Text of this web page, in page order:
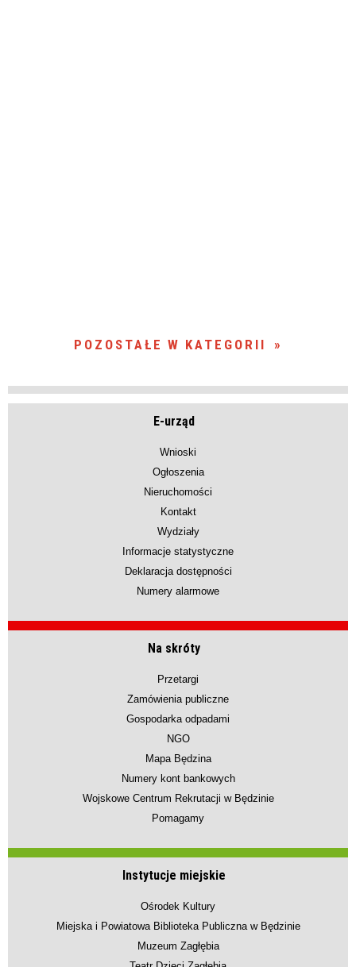
POZOSTAŁE W KATEGORII
E-urząd
Wnioski
Ogłoszenia
Nieruchomości
Kontakt
Wydziały
Informacje statystyczne
Deklaracja dostępności
Numery alarmowe
Na skróty
Przetargi
Zamówienia publiczne
Gospodarka odpadami
NGO
Mapa Będzina
Numery kont bankowych
Wojskowe Centrum Rekrutacji w Będzinie
Pomagamy
Instytucje miejskie
Ośrodek Kultury
Miejska i Powiatowa Biblioteka Publiczna w Będzinie
Muzeum Zagłębia